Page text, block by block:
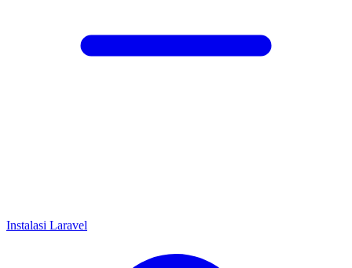
Instalasi Laravel